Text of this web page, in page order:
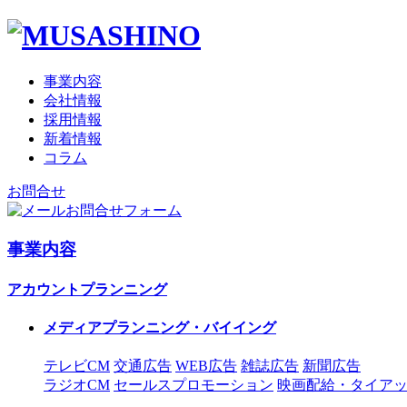
事業内容
会社情報
採用情報
新着情報
コラム
お問合せ
お問合せフォーム
事業内容
アカウントプランニング
メディアプランニング・バイイング
テレビCM 交通広告 WEB広告 雑誌広告 新聞広告
ラジオCM セールスプロモーション 映画配給・タイア